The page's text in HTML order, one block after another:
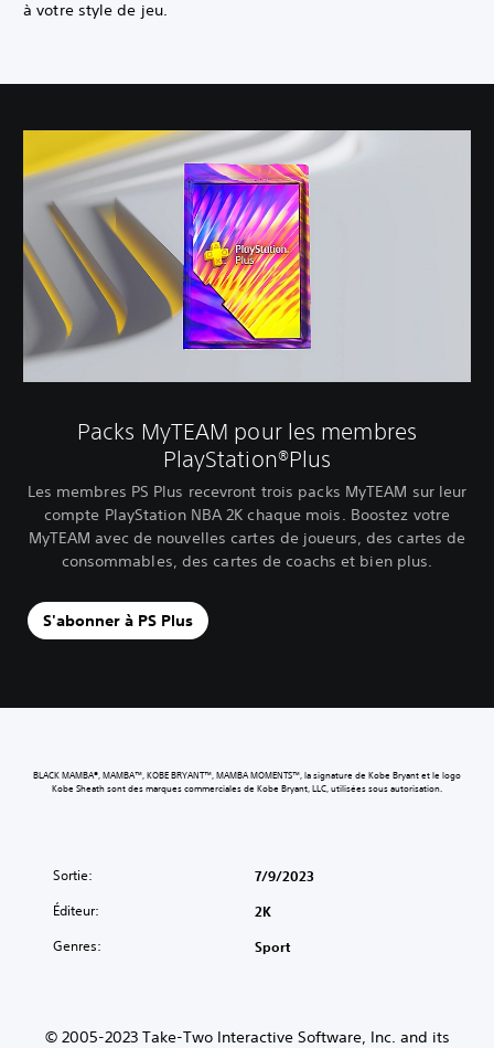
à votre style de jeu.
Packs MyTEAM pour les membres
PlayStation®Plus
Les membres PS Plus recevront trois packs MyTEAM sur leur
compte PlayStation NBA 2K chaque mois. Boostez votre
MyTEAM avec de nouvelles cartes de joueurs, des cartes de
consommables, des cartes de coachs et bien plus.‎
S'abonner à PS Plus
BLACK MAMBA®, MAMBA™, KOBE BRYANT™, MAMBA MOMENTS™, la signature de Kobe Bryant et le logo
Kobe Sheath sont des marques commerciales de Kobe Bryant, LLC, utilisées sous autorisation.
Sortie: 7/9/2023
Éditeur: 2K
Genres: Sport
© 2005-2023 Take-Two Interactive Software, Inc. and its